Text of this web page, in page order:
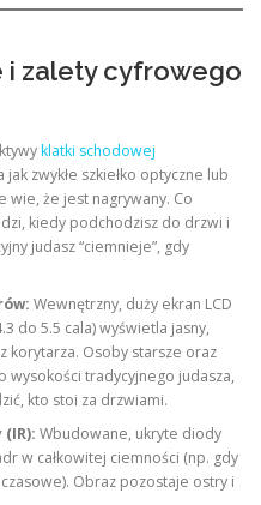
i zalety cyfrowego
klatki schodowej
zwykłe szkiełko optyczne lub
wie, że jest nagrywany. Co
kiedy podchodzisz do drzwi i
judasz “ciemnieje”, gdy
Wewnętrzny, duży ekran LCD
do 5.5 cala) wyświetla jasny,
korytarza. Osoby starsze oraz
wysokości tradycyjnego judasza,
kto stoi za drzwiami.
Wbudowane, ukryte diody
w całkowitej ciemności (np. gdy
Obraz pozostaje ostry i